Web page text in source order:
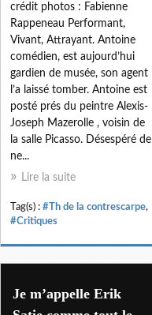
crédit photos : Fabienne
Rappeneau Performant,
Vivant, Attrayant. Antoine
comédien, est aujourd’hui
gardien de musée, son agent
l’a laissé tomber. Antoine est
posté prés du peintre Alexis-
Joseph Mazerolle , voisin de
la salle Picasso. Désespéré de
ne...
Lire la suite
Tag(s) : #Th de la contrescarpe,
#Critiques
Je m’appelle Erik